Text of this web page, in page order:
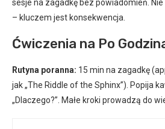
sesje na zagadkę bez powiadomień.
– kluczem jest konsekwencja.
Ćwiczenia na Po
Rutyna poranna: 15 min na zagadkę
jak „The Riddle of the Sphinx”). Popija
„Dlaczego?”. Małe kroki prowadzą do